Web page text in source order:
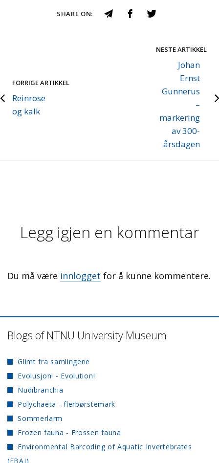
SHARE ON:
FORRIGE ARTIKKEL
Reinrose
og kalk
NESTE ARTIKKEL
Johan
Ernst
Gunnerus
–
markering
av 300-
årsdagen
Legg igjen en kommentar
Du må være innlogget for å kunne kommentere.
Blogs of NTNU University Museum
Glimt fra samlingene
Evolusjon! - Evolution!
Nudibranchia
Polychaeta - flerbørstemark
Sommerlarm
Frozen fauna - Frossen fauna
Environmental Barcoding of Aquatic Invertebrates
(EBAI)